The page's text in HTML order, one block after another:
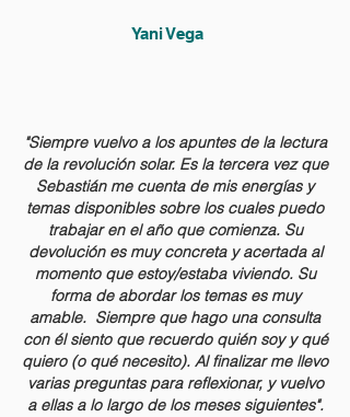
Yani Vega
"Siempre vuelvo a los apuntes de la lectura
de la revolución solar. Es la tercera vez que
Sebastián me cuenta de mis energías y
temas disponibles sobre los cuales puedo
trabajar en el año que comienza. Su
devolución es muy concreta y acertada al
momento que estoy/estaba viviendo. Su
forma de abordar los temas es muy
amable. Siempre que hago una consulta
con él siento que recuerdo quién soy y qué
quiero (o qué necesito). Al finalizar me llevo
varias preguntas para reflexionar, y vuelvo
a ellas a lo largo de los meses siguientes".